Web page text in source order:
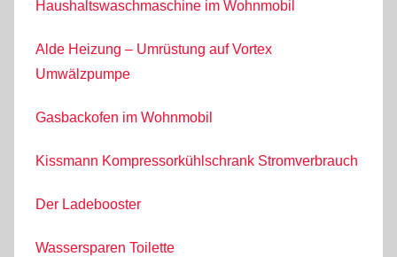
Haushaltswaschmaschine im Wohnmobil
Alde Heizung – Umrüstung auf Vortex
Umwälzpumpe
Gasbackofen im Wohnmobil
Kissmann Kompressorkühlschrank Stromverbrauch
Der Ladebooster
Wassersparen Toilette